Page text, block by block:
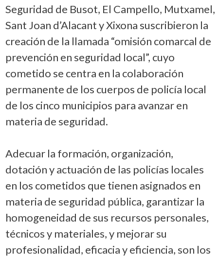
Seguridad de Busot, El Campello, Mutxamel,
Sant Joan d’Alacant y Xixona suscribieron la
creación de la llamada “omisión comarcal de
prevención en seguridad local”, cuyo
cometido se centra en la colaboración
permanente de los cuerpos de policía local
de los cinco municipios para avanzar en
materia de seguridad.
Adecuar la formación, organización,
dotación y actuación de las policías locales
en los cometidos que tienen asignados en
materia de seguridad pública, garantizar la
homogeneidad de sus recursos personales,
técnicos y materiales, y mejorar su
profesionalidad, eficacia y eficiencia, son los